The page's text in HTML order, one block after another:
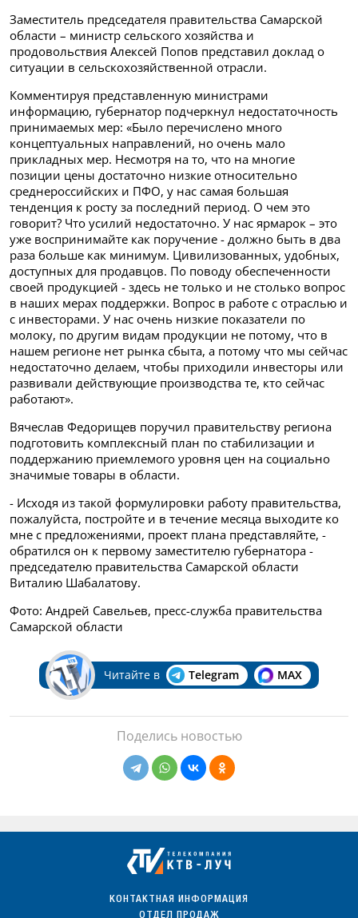
Заместитель председателя правительства Самарской
области – министр сельского хозяйства и
продовольствия Алексей Попов представил доклад о
ситуации в сельскохозяйственной отрасли.
Комментируя представленную министрами
информацию, губернатор подчеркнул недостаточность
принимаемых мер: «Было перечислено много
концептуальных направлений, но очень мало
прикладных мер. Несмотря на то, что на многие
позиции цены достаточно низкие относительно
среднероссийских и ПФО, у нас самая большая
тенденция к росту за последний период. О чем это
говорит? Что усилий недостаточно. У нас ярмарок – это
уже воспринимайте как поручение - должно быть в два
раза больше как минимум. Цивилизованных, удобных,
доступных для продавцов. По поводу обеспеченности
своей продукцией - здесь не только и не столько вопрос
в наших мерах поддержки. Вопрос в работе с отраслью и
с инвесторами. У нас очень низкие показатели по
молоку, по другим видам продукции не потому, что в
нашем регионе нет рынка сбыта, а потому что мы сейчас
недостаточно делаем, чтобы приходили инвесторы или
развивали действующие производства те, кто сейчас
работают».
Вячеслав Федорищев поручил правительству региона
подготовить комплексный план по стабилизации и
поддержанию приемлемого уровня цен на социально
значимые товары в области.
- Исходя из такой формулировки работу правительства,
пожалуйста, постройте и в течение месяца выходите ко
мне с предложениями, проект плана представляйте, -
обратился он к первому заместителю губернатора -
председателю правительства Самарской области
Виталию Шабалатову.
Фото: Андрей Савельев, пресс-служба правительства
Самарской области
Читайте в Telegram MAX
Поделись новостью
КОНТАКТНАЯ ИНФОРМАЦИЯ
ОТДЕЛ ПРОДАЖ